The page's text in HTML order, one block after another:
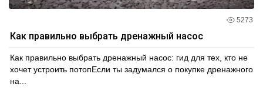
5273
Как правильно выбрать дренажный насос
Как правильно выбрать дренажный насос: гид для тех, кто не
хочет устроить потопЕсли ты задумался о покупке дренажного
на...